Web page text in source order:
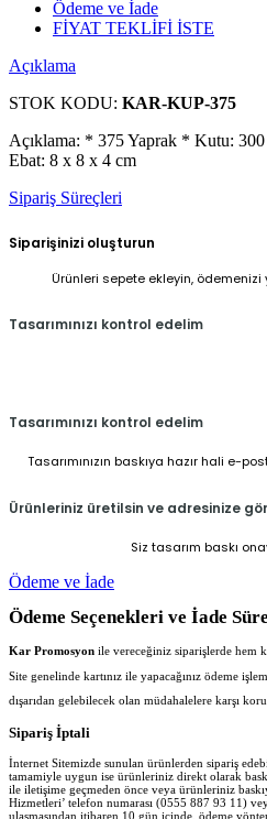
Ödeme ve İade
FİYAT TEKLİFİ İSTE
Açıklama
STOK KODU: KAR-KUP-375
Açıklama: * 375 Yaprak * Kutu:
Ebat: 8 x 8 x 4 cm
Sipariş Süreçleri
Siparişinizi oluşturun
Ürünleri sepete ekleyin,
Tasarımınızı kontrol edelim
Tasarımınızı kontrol edelim
Tasarımınızın baskıya hazır hali e-
Ürünleriniz üretilsin ve adresinize
Siz tasarım baskı
Ödeme ve İade
Ödeme Seçenekleri ve İade
Kar Promosyon ile vereceğiniz siparişlerde hem
Site genelinde kartınız ile yapacağınız ödeme
dışarıdan gelebilecek olan müdahalelere karşı
Sipariş İptali
İnternet Sitemizde sunulan ürünlerden sipariş
tamamiyle uygun ise ürünleriniz direkt olarak
ile iletişime geçmeden önce veya ürünleriniz
Hizmetleri’ telefon numarası (0555 887 93 11)
ulaşmasından itibaren 10 gün içinde, ödeme